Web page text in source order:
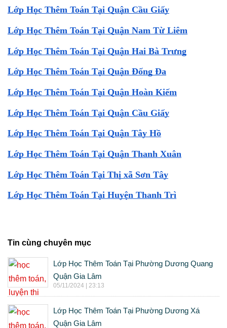
Lớp Học Thêm Toán Tại Quận Cầu Giấy
Lớp Học Thêm Toán Tại Quận Nam Từ Liêm
Lớp Học Thêm Toán Tại Quận Hai Bà Trưng
Lớp Học Thêm Toán Tại Quận Đống Đa
Lớp Học Thêm Toán Tại Quận Hoàn Kiếm
Lớp Học Thêm Toán Tại Quận Cầu Giấy
Lớp Học Thêm Toán Tại Quận Tây Hồ
Lớp Học Thêm Toán Tại Quận Thanh Xuân
Lớp Học Thêm Toán Tại Thị xã Sơn Tây
Lớp Học Thêm Toán Tại Huyện Thanh Trì
Tin cùng chuyên mục
Lớp Học Thêm Toán Tại Phường Dương Quang
Quận Gia Lâm
05/11/2024 | 23:13
Lớp Học Thêm Toán Tại Phường Dương Xá
Quận Gia Lâm